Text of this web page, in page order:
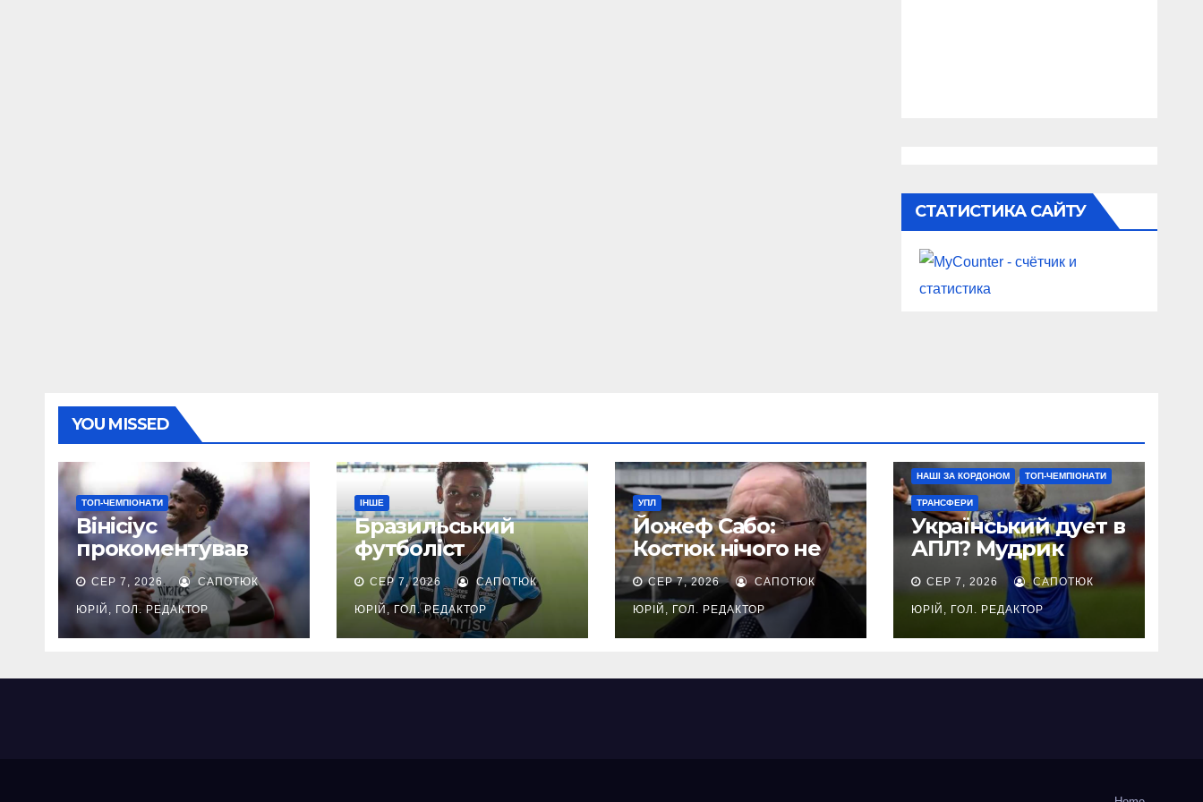
СТАТИСТИКА САЙТУ
YOU MISSED
ТОП-ЧЕМПІОНАТИ
Вінісіус
прокоментував
продовження
контракту з
Реалом
СЕР 7, 2026 САПОТЮК
ЮРІЙ, ГОЛ. РЕДАКТОР
ІНШЕ
Бразильський
футболіст
відмовився грати
за Шахтар і був
покараний
СЕР 7, 2026 САПОТЮК
ЮРІЙ, ГОЛ. РЕДАКТОР
УПЛ
Йожеф Сабо:
Костюк нічого не
зробить з цією
командою. Без
досвіду
неможливо
результату
СЕР 7, 2026 САПОТЮК
ЮРІЙ, ГОЛ. РЕДАКТОР
НАШІ ЗА КОРДОНОМ ТОП-ЧЕМПІОНАТИ
ТРАНСФЕРИ
Український дует в
АПЛ? Мудрик
може приєднатися
до Ярмолюка у
Брентфорді
СЕР 7, 2026 САПОТЮК
ЮРІЙ, ГОЛ. РЕДАКТОР